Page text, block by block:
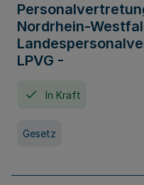
Nordrhein-
LPVG -
In Kraft
Gesetz